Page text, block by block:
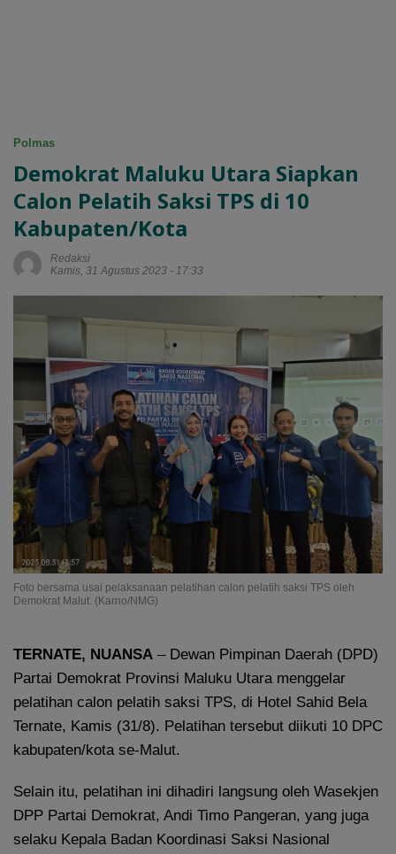
Polmas
Demokrat Maluku Utara Siapkan
Calon Pelatih Saksi TPS di 10
Kabupaten/Kota
Redaksi
Kamis, 31 Agustus 2023 - 17:33
Foto bersama usai pelaksanaan pelatihan calon pelatih saksi TPS oleh
Demokrat Malut. (Karno/NMG)
TERNATE, NUANSA – Dewan Pimpinan Daerah (DPD)
Partai Demokrat Provinsi Maluku Utara menggelar
pelatihan calon pelatih saksi TPS, di Hotel Sahid Bela
Ternate, Kamis (31/8). Pelatihan tersebut diikuti 10 DPC
kabupaten/kota se-Malut.
Selain itu, pelatihan ini dihadiri langsung oleh Wasekjen
DPP Partai Demokrat, Andi Timo Pangeran, yang juga
selaku Kepala Badan Koordinasi Saksi Nasional